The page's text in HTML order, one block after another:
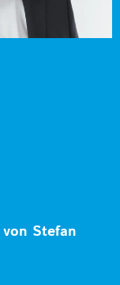
Stefan